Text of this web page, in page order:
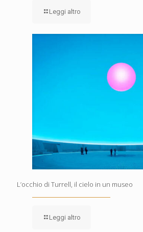
Leggi altro
L’occhio di Turrell, il cielo in un museo
Leggi altro